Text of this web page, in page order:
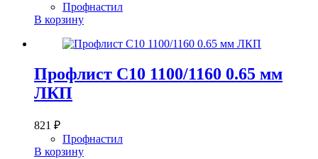
Профнастил
В корзину
Профлист С10 1100/1160 0.65 мм
ЛКП
821 ₽
Профнастил
В корзину